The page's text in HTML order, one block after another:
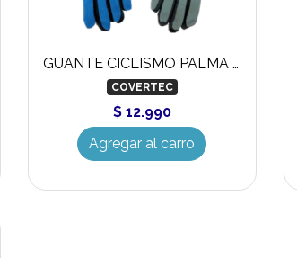
GUANTE CICLISMO PALMA GEL FULL
COVERTEC
$ 12.990
Agregar al carro